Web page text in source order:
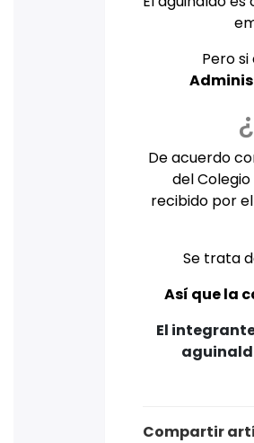
Pero
De acuerdo
del
recibido por
Se trata
Así que la
El
Compartir